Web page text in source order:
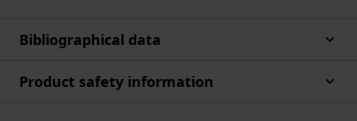
Bibliographical data
Product safety information